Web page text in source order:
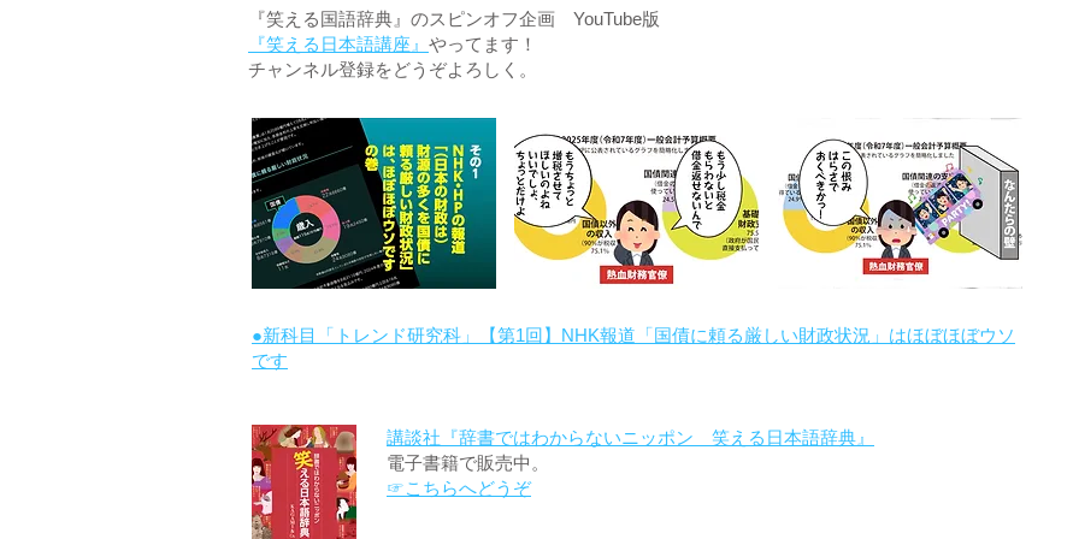
『笑える国語辞典』のスピンオフ企画 YouTube版
『笑える日本語講座』 やってます！
チャンネル登録をどうぞよろしく。
●新科目「トレンド研究科」【第1回】NHK報道「国債に頼る厳しい財政状況」はほぼほぼウソ
です
講談社『辞書ではわからないニッポン 笑える日本語辞典』
電子書籍で販売中。
☞こちらへどうぞ